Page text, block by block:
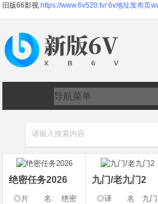
旧版66影视 https://www.6v520.tv/ 6v地址发布页
请输入搜索内容
绝密任务2026
◎片 名: 绝密
九门/老九门2
◎译 名 九门